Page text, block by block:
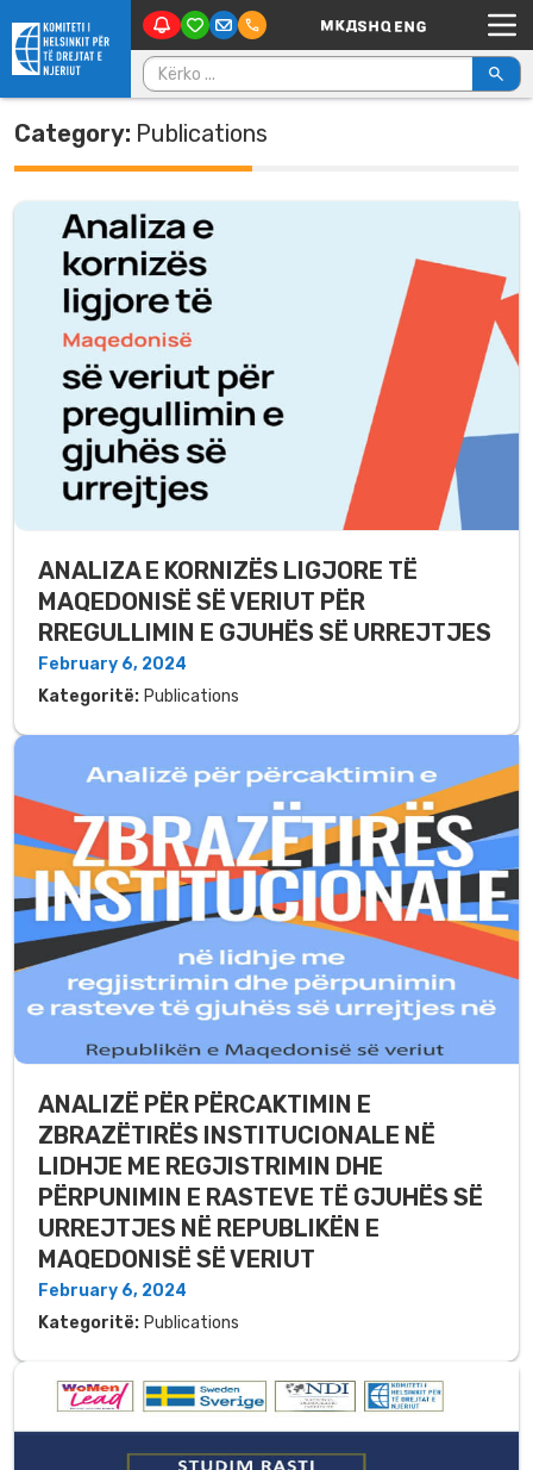
Skip to content Main Navigation
Kërko për:
Category: Publications
ANALIZA E KORNIZËS LIGJORE TË
MAQEDONISË SË VERIUT PËR
RREGULLIMIN E GJUHËS SË URREJTJES
February 6, 2024
Kategoritë: Publications
ANALIZË PËR PËRCAKTIMIN E
ZBRAZËTIRËS INSTITUCIONALE NË
LIDHJE ME REGJISTRIMIN DHE
PËRPUNIMIN E RASTEVE TË GJUHËS SË
URREJTJES NË REPUBLIKËN E
MAQEDONISË SË VERIUT
February 6, 2024
Kategoritë: Publications